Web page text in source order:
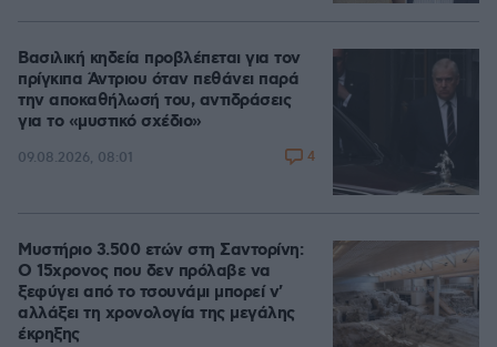
Βασιλική κηδεία προβλέπεται για τον
πρίγκιπα Άντριου όταν πεθάνει παρά
την αποκαθήλωσή του, αντιδράσεις
για το «μυστικό σχέδιο»
09.08.2026, 08:01 4
Μυστήριο 3.500 ετών στη Σαντορίνη:
Ο 15χρονος που δεν πρόλαβε να
ξεφύγει από το τσουνάμι μπορεί ν'
αλλάξει τη χρονολογία της μεγάλης
έκρηξης